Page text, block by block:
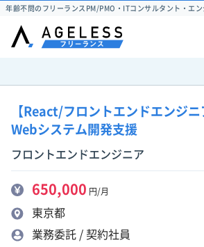
年齢不問のフリーランスPM/PMO・ITコンサルタント・エ
【React/フロントエンドエンジ
Webシステム開発支援
フロントエンドエンジニア
650,000 円/月
東京都
業務委託 / 契約社員